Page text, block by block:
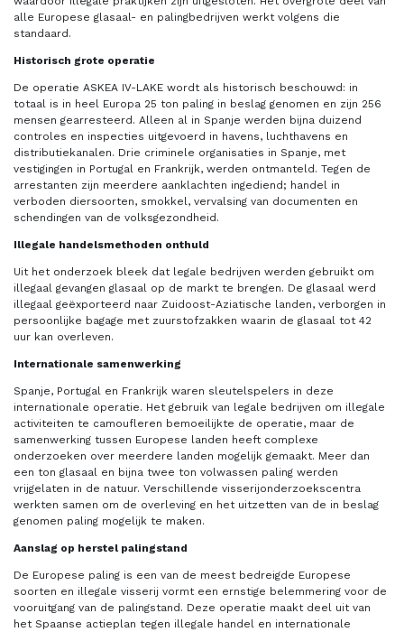
alle Europese glasaal- en palingbedrijven werkt volgens die
standaard.
Historisch grote operatie
De operatie ASKEA IV-LAKE wordt als historisch beschouwd: in
totaal is in heel Europa 25 ton paling in beslag genomen en zijn 256
mensen gearresteerd. Alleen al in Spanje werden bijna duizend
controles en inspecties uitgevoerd in havens, luchthavens en
distributiekanalen. Drie criminele organisaties in Spanje, met
vestigingen in Portugal en Frankrijk, werden ontmanteld. Tegen de
arrestanten zijn meerdere aanklachten ingediend; handel in
verboden diersoorten, smokkel, vervalsing van documenten en
schendingen van de volksgezondheid.
Illegale handelsmethoden onthuld
Uit het onderzoek bleek dat legale bedrijven werden gebruikt om
illegaal gevangen glasaal op de markt te brengen. De glasaal werd
illegaal geëxporteerd naar Zuidoost-Aziatische landen, verborgen in
persoonlijke bagage met zuurstofzakken waarin de glasaal tot 42
uur kan overleven.
Internationale samenwerking
Spanje, Portugal en Frankrijk waren sleutelspelers in deze
internationale operatie. Het gebruik van legale bedrijven om illegale
activiteiten te camoufleren bemoeilijkte de operatie, maar de
samenwerking tussen Europese landen heeft complexe
onderzoeken over meerdere landen mogelijk gemaakt. Meer dan
een ton glasaal en bijna twee ton volwassen paling werden
vrijgelaten in de natuur. Verschillende visserijonderzoekscentra
werkten samen om de overleving en het uitzetten van de in beslag
genomen paling mogelijk te maken.
Aanslag op herstel palingstand
De Europese paling is een van de meest bedreigde Europese
soorten en illegale visserij vormt een ernstige belemmering voor de
vooruitgang van de palingstand. Deze operatie maakt deel uit van
het Spaanse actieplan tegen illegale handel en internationale